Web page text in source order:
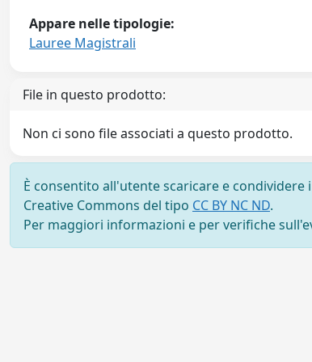
Appare nelle tipologie:
Lauree Magistrali
File in questo prodotto:
Non ci sono file associati a questo prodotto.
È consentito all'utente scaricare e
Creative Commons del tipo CC BY NC ND.
Per maggiori informazioni e per verifiche